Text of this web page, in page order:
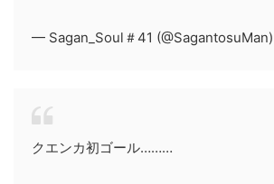
— Sagan_Soul＃41 (@SagantosuMan)
クエンカ初ゴール………